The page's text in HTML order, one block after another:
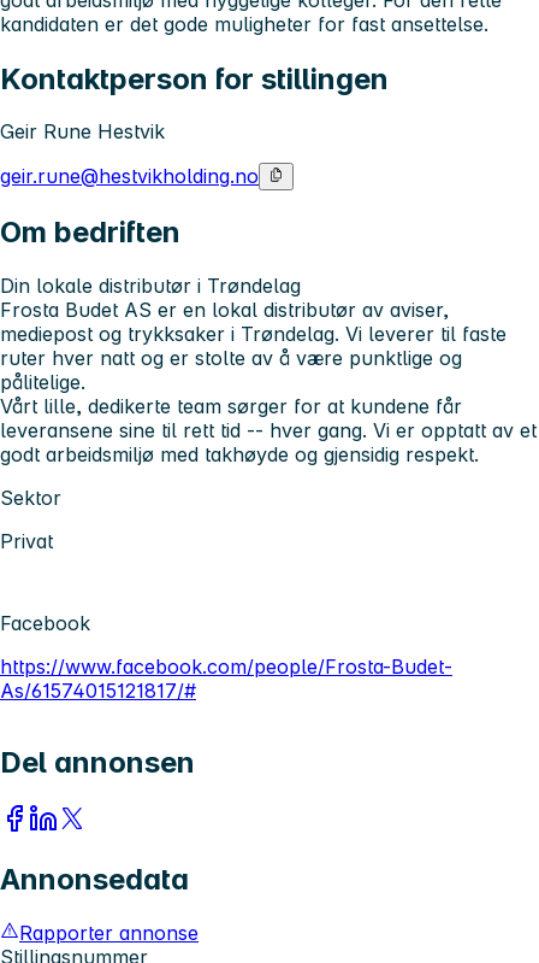
kandidaten er det gode muligheter for fast ansettelse.
Kontaktperson for stillingen
Geir Rune Hestvik
geir.rune@hestvikholding.no
Om bedriften
Din lokale distributør i Trøndelag
Frosta Budet AS er en lokal distributør av aviser,
mediepost og trykksaker i Trøndelag. Vi leverer til faste
ruter hver natt og er stolte av å være punktlige og
pålitelige.
Vårt lille, dedikerte team sørger for at kundene får
leveransene sine til rett tid -- hver gang. Vi er opptatt av et
godt arbeidsmiljø med takhøyde og gjensidig respekt.
Sektor
Privat
Facebook
https://www.facebook.com/people/Frosta-Budet-
As/61574015121817/#
Del annonsen
Annonsedata
Rapporter annonse
Stillingsnummer